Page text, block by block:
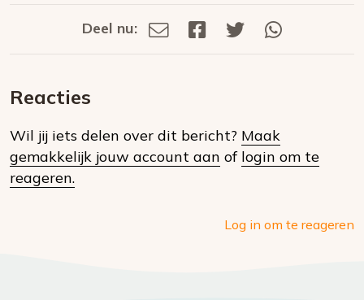
Deel
social
Deel nu:
Deel
Deel
Deel
Reacties
Wil jij iets delen over dit bericht? Maak
gemakkelijk jouw account aan of login om te
reageren.
Log in om te reageren